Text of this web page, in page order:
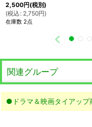
2,500円(税別)
(税込 : 2,750円)
在庫数 2点
関連グループ
●ドラマ＆映画タイアップ